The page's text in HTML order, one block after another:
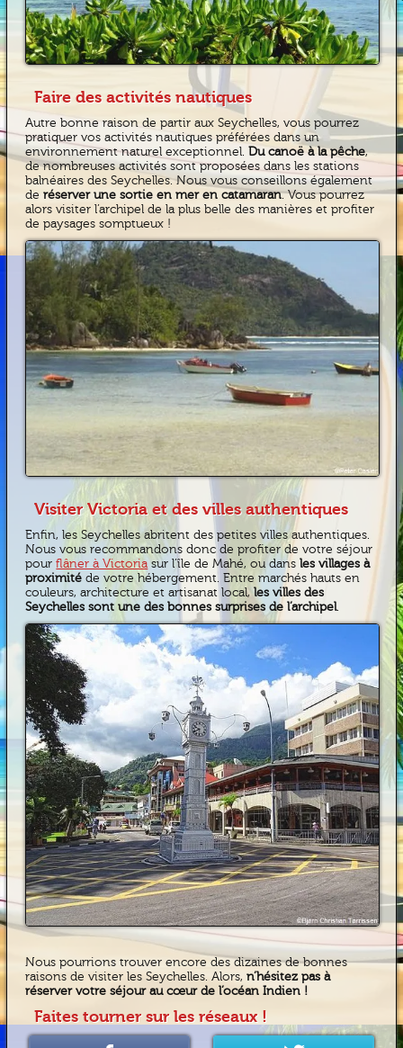
Faire des activités nautiques
Autre bonne raison de partir aux Seychelles, vous pourrez
pratiquer vos activités nautiques préférées dans un
environnement naturel exceptionnel.Du canoë à la pêche,
de nombreuses activités sont proposées dans les stations
balnéaires des Seychelles. Nous vous conseillons également
deréserver une sortie en mer en catamaran. Vous pourrez
alors visiter l’archipel de la plus belle des manières et profiter
de paysages somptueux !
Visiter Victoria et des villes authentiques
Enfin, les Seychelles abritent des petites villes authentiques.
Nous vous recommandons donc de profiter de votre séjour
pourflâner à Victoriasur l’île de Mahé, ou dansles villages à
proximité de votre hébergement. Entre marchés hauts en
couleurs, architecture et artisanat local,les villes des
Seychelles sont une des bonnes surprises de l’archipel.
Nous pourrions trouver encore des dizaines de bonnes
raisons de visiter les Seychelles. Alors,n’hésitez pas à
réserver votre séjour au cœur de l’océan Indien !
Faites tourner sur les réseaux !